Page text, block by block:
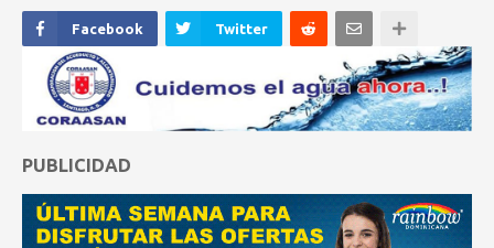
Facebook Twitter
PUBLICIDAD